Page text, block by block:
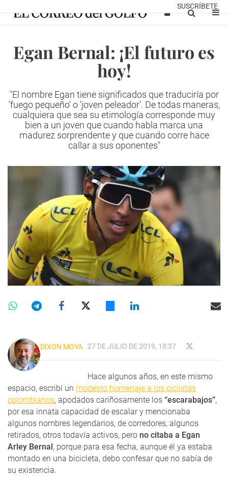
SUSCRÍBETE
Egan Bernal: ¡El futuro es
hoy!
"El nombre Egan tiene significados que traduciría por
'fuego pequeño' o 'joven peleador'. De todas maneras,
cualquiera que sea su etimología corresponde muy
bien a un joven que cuando habla marca una
madurez sorprendente y que cuando corre hace
callar a sus oponentes"
DIXON MOYA 27 DE JULIO DE 2019, 18:37
Hace algunos años, en este mismo
espacio, escribí un modesto homenaje a los ciclistas
colombianos, apodados cariñosamente los “escarabajos”,
por esa innata capacidad de escalar y mencionaba
algunos nombres legendarios, de corredores, algunos
retirados, otros todavía activos, pero no citaba a Egan
Arley Bernal, porque para esa fecha, aunque él ya estaba
montado en una bicicleta, debo confesar que no sabía de
su existencia.